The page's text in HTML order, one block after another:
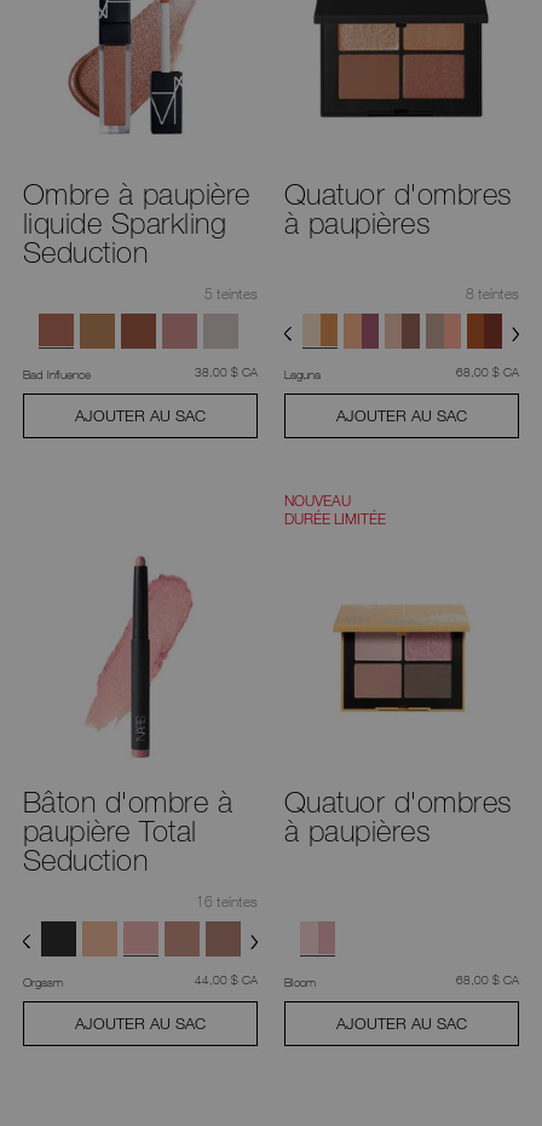
suggestions
mesure
que
vous
tapez
ou
soumettez
pour
mot
avez
Ombre à paupière
liquide Sparkling
Seduction
5 teintes
Bad Influence était
38,00 $ CA
AJOUTER AU SAC
Quatuor d'ombres
à paupières
8 teintes
Laguna était
68,00 $ CA
AJOUTER AU SAC
Bâton d'ombre à
paupière Total
Seduction
16 teintes
Orgasm était
44,00 $ CA
AJOUTER AU SAC
NOUVEAU
DURÉE LIMITÉE
Quatuor d'ombres
à paupières
Bloom était
68,00 $ CA
AJOUTER AU SAC